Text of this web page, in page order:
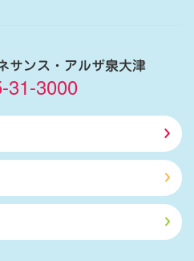
サンス・アルザ泉大津
31-3000